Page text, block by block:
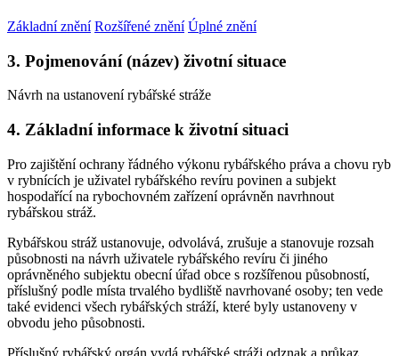
Základní znění Rozšířené znění Úplné znění
3. Pojmenování (název) životní situace
Návrh na ustanovení rybářské stráže
4. Základní informace k životní situaci
Pro zajištění ochrany řádného výkonu rybářského práva a chovu ryb
v rybnících je uživatel rybářského revíru povinen a subjekt
hospodařící na rybochovném zařízení oprávněn navrhnout
rybářskou stráž.
Rybářskou stráž ustanovuje, odvolává, zrušuje a stanovuje rozsah
působnosti na návrh uživatele rybářského revíru či jiného
oprávněného subjektu obecní úřad obce s rozšířenou působností,
příslušný podle místa trvalého bydliště navrhované osoby; ten vede
také evidenci všech rybářských stráží, které byly ustanoveny v
obvodu jeho působnosti.
Příslušný rybářský orgán vydá rybářské stráži odznak a průkaz